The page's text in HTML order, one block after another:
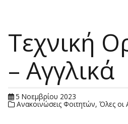
Τεχνική
– Αγγλικά
5 Νοεμβρίου 2023
Ανακοινώσεις Φοιτητών,Όλες οι